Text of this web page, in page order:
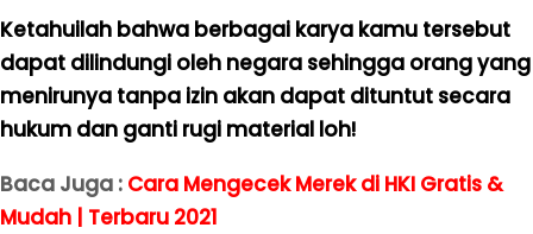
Ketahuilah bahwa berbagai karya kamu tersebut
dapat dilindungi oleh negara sehingga orang yang
menirunya tanpa izin akan dapat dituntut secara
hukum dan ganti rugi material loh!
Baca Juga : Cara Mengecek Merek di HKI Gratis &
Mudah | Terbaru 2021